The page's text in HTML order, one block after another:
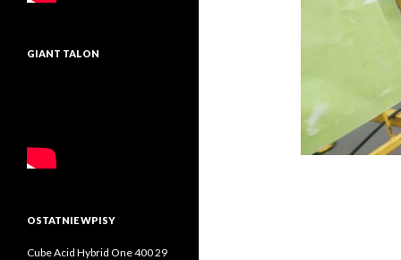
GIANT TALON
OSTATNIE WPISY
Cube Acid Hybrid One 400 29